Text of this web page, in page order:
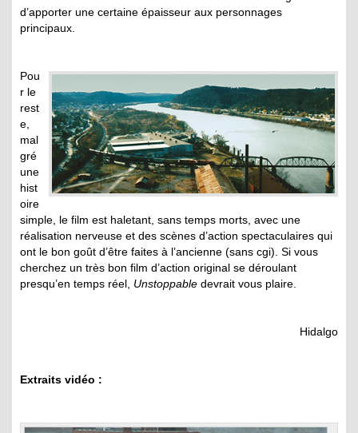
d’apporter une certaine épaisseur aux personnages
principaux.
Pou
r le
rest
e,
mal
gré
une
hist
oire
simple, le film est haletant, sans temps morts, avec une
réalisation nerveuse et des scènes d’action spectaculaires qui
ont le bon goût d’être faites à l’ancienne (sans cgi). Si vous
cherchez un très bon film d’action original se déroulant
presqu’en temps réel, Unstoppable devrait vous plaire.
Hidalgo
Extraits vidéo :